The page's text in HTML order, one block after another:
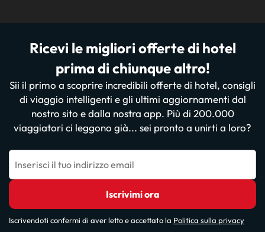
Ricevi le migliori offerte di hotel
prima di chiunque altro!
Sii il primo a scoprire incredibili offerte di hotel, consigli
di viaggio intelligenti e gli ultimi aggiornamenti dal
nostro sito e dalla nostra app. Più di 200.000
viaggiatori ci leggono già... sei pronto a unirti a loro?
Inserisci il tuo indirizzo email
Iscrivimi ora
Iscrivendoti confermi di aver letto e accettato la Politica sulla privacy